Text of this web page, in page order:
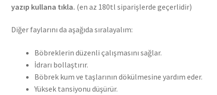
yazıp kullana tıkla. (en az 180tl siparişlerde geçerlidir)
Diğer faylarını da aşağıda sıralayalım:
Böbreklerin düzenli çalışmasını sağlar.
İdrarı bollaştırır.
Böbrek kum ve taşlarının dökülmesine yardım eder.
Yüksek tansiyonu düşürür.